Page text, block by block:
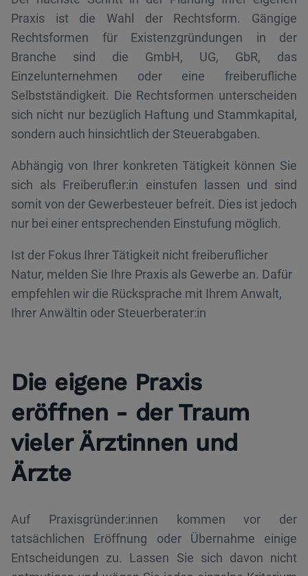
Praxis ist die Wahl der Rechtsform. Gängige
Rechtsformen für Existenzgründungen in der
Branche sind die GmbH, UG, GbR, das
Einzelunternehmen oder eine freiberufliche
Selbstständigkeit. Die Rechtsformen unterscheiden
sich nicht nur bezüglich Haftung und Stammkapital,
sondern auch hinsichtlich der Steuerabgaben.
Abhängig von Ihrer konkreten Tätigkeit können Sie
sich als Freiberufler:in einstufen lassen und sind
somit von der Gewerbesteuer befreit. Dies ist jedoch
nur bei einer entsprechenden Einstufung möglich.
Ist der Fokus Ihrer Tätigkeit nicht freiberuflicher
Natur, melden Sie Ihre Praxis als Gewerbe an. Dafür
empfehlen wir die Rücksprache mit Ihrem Anwalt,
Ihrer Anwältin oder Steuerberater:in
Die eigene Praxis
eröffnen - der Traum
vieler Ärztinnen und
Ärzte
Auf Praxisgründer:innen kommen vor der
tatsächlichen Eröffnung oder Übernahme einige
Entscheidungen zu. Lassen Sie sich davon nicht